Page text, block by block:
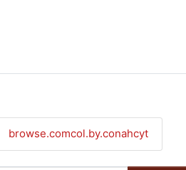
browse.comcol.by.conahcyt